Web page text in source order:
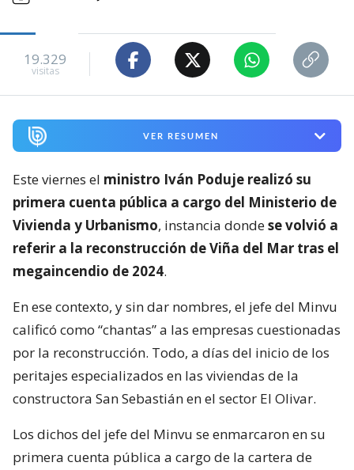
19.329
visitas
VER RESUMEN
Este viernes el ministro Iván Poduje realizó su
primera cuenta pública a cargo del Ministerio de
Vivienda y Urbanismo, instancia dondese volvió a
referir a la reconstrucción de Viña del Mar tras el
megaincendio de 2024.
En ese contexto, y sin dar nombres, el jefe del Minvu
calificó como “chantas” a las empresas cuestionadas
por la reconstrucción. Todo, a días del inicio de los
peritajes especializados en las viviendas de la
constructora San Sebastián en el sector El Olivar.
Los dichos del jefe del Minvu se enmarcaron en su
primera cuenta pública a cargo de la cartera de